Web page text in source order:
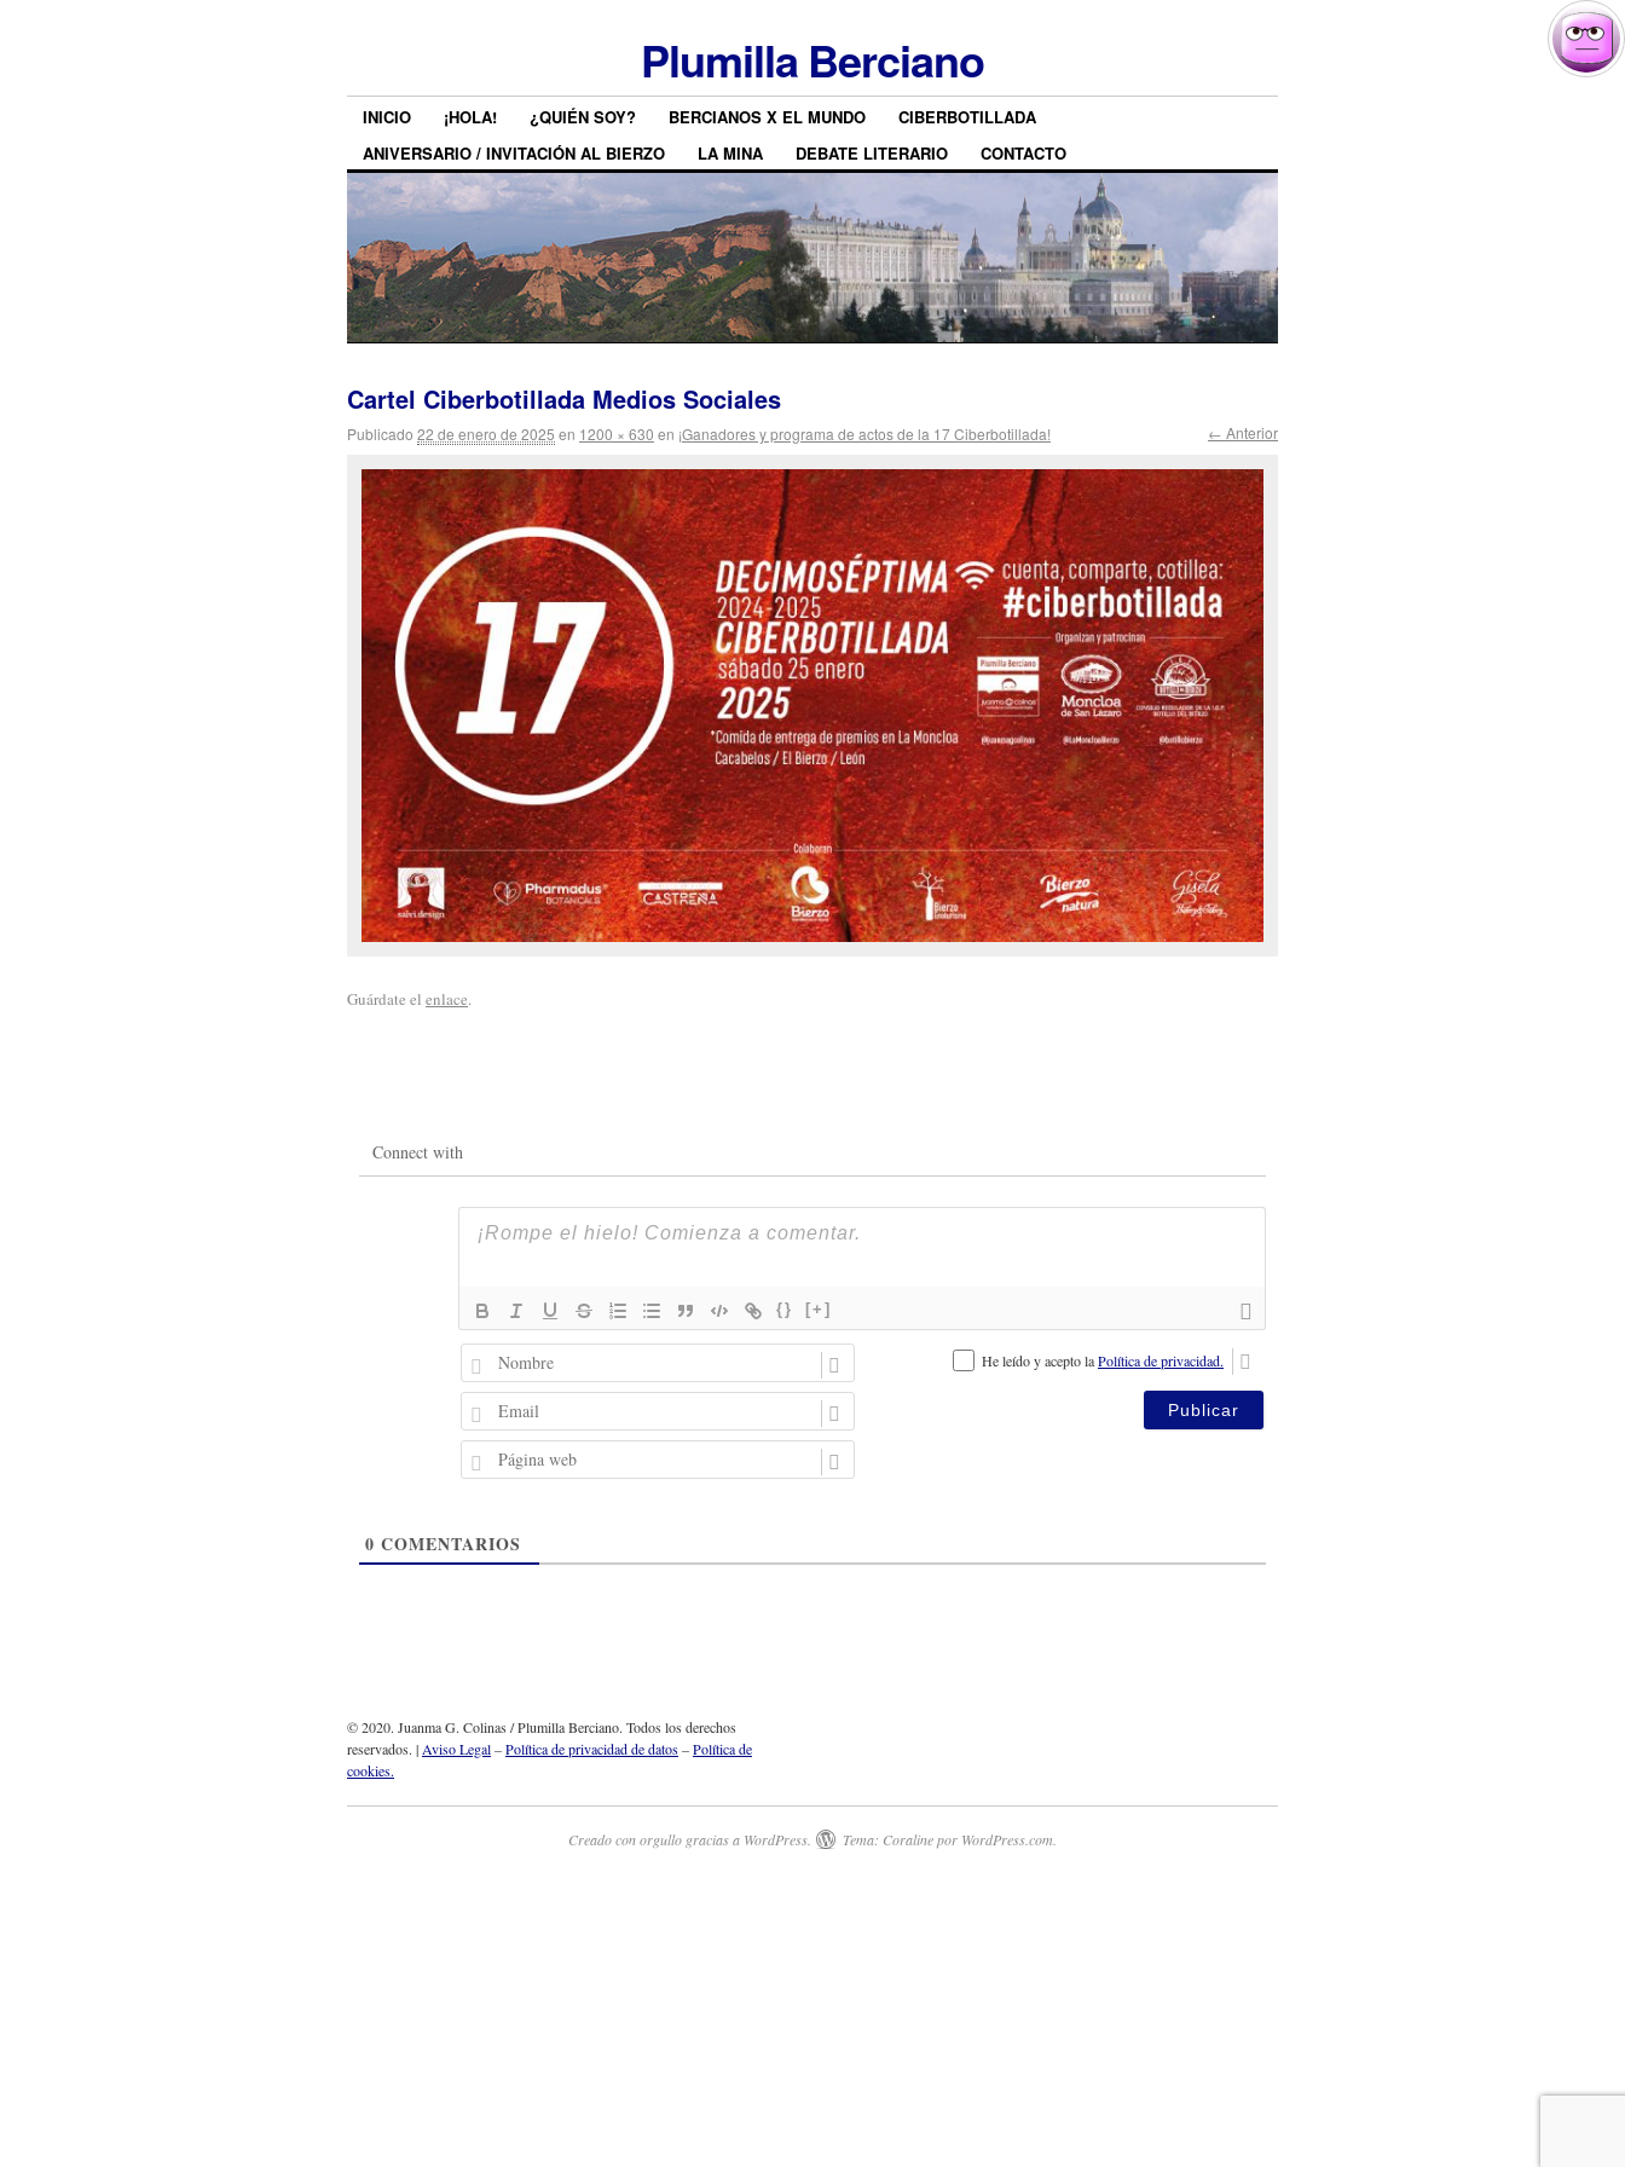
Plumilla Berciano
INICIO ¡HOLA! ¿QUIÉN SOY? BERCIANOS X EL MUNDO
CIBERBOTILLADA
ANIVERSARIO / INVITACIÓN AL BIERZO
LA MINA DEBATE LITERARIO CONTACTO
Cartel Ciberbotillada Medios Sociales
Publicado 22 de enero de 2025 en 1200 × 630 en ¡Ganadores y programa de actos de la 17 Ciberbotillada! ← Anterior
Guárdate el enlace.
Connect with
{} [+]
o
m
r
m
a
á
a
He leído y acepto laPolítica de privacidad.
0 COMENTARIOS
© 2020. Juanma G. Colinas / Plumilla Berciano. Todos los derechos
reservados. | Aviso Legal–Política de privacidad de datos–Política de
cookies.
Creado con orgullo gracias a WordPress. Tema: Coraline por WordPress.com.